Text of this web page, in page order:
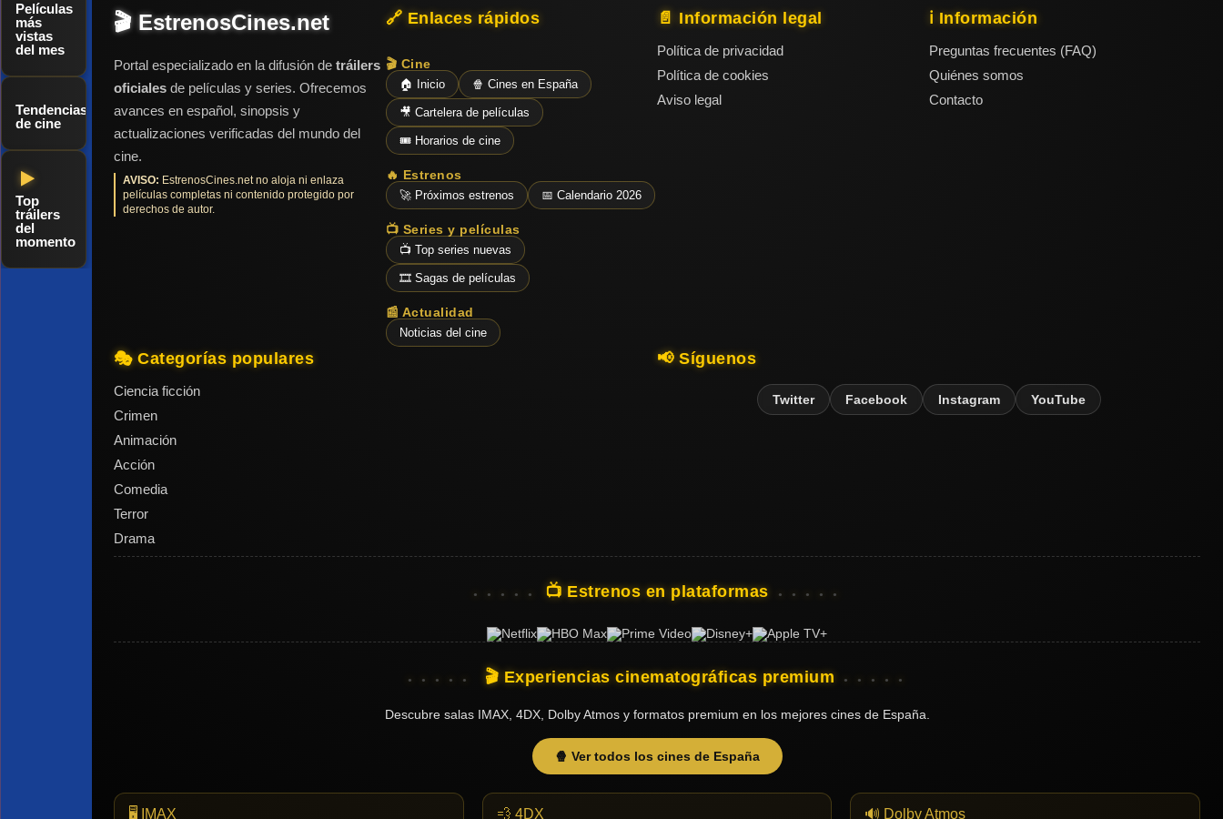
Películas
más
vistas
del mes
Tendencias
de cine
Top
tráilers
del
momento
🎬 EstrenosCines.net
Portal especializado en la difusión de tráilers
oficiales de películas y series. Ofrecemos
avances en español, sinopsis y
actualizaciones verificadas del mundo del
cine.
AVISO: EstrenosCines.net no aloja ni enlaza
películas completas ni contenido protegido por
derechos de autor.
🔗 Enlaces rápidos
🎬 Cine
🏠 Inicio 🍿 Cines en España
🎥 Cartelera de películas
🎟️ Horarios de cine
🔥 Estrenos
🚀 Próximos estrenos 📅 Calendario 2026
📺 Series y películas
📺 Top series nuevas
🎞️ Sagas de películas
📰 Actualidad
Noticias del cine
📄 Información legal
Política de privacidad
Política de cookies
Aviso legal
ℹ️ Información
Preguntas frecuentes (FAQ)
Quiénes somos
Contacto
🎭 Categorías populares
Ciencia ficción
Crimen
Animación
Acción
Comedia
Terror
Drama
📢 Síguenos
Twitter Facebook Instagram YouTube
📺 Estrenos en plataformas
🎬 Experiencias cinematográficas premium
Descubre salas IMAX, 4DX, Dolby Atmos y formatos premium en los mejores cines de España.
🍿 Ver todos los cines de España
🖥️ IMAX 💨 4DX 🔊 Dolby Atmos